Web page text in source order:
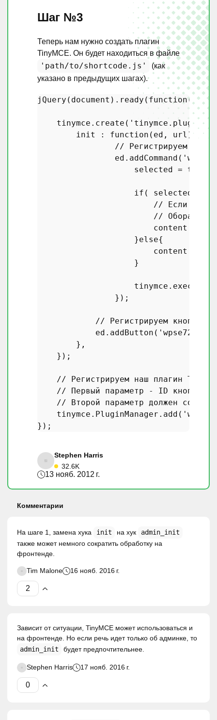
Шаг №3
Теперь нам нужно создать плагин
TinyMCE. Он будет находиться в файле
'path/to/shortcode.js'
(как
указано в предыдущих шагах).
jQuery ( document ). ready (function( $ ) {
    tinymce.
create (
        init :
function ( ed, url ) {
// Регистрируем
                ed.
addCommand (
selected =
if ( selected ){
// Если текст
//
                        content =
                    }
else{
                        content =
                    }
                    tinymce.
                });
// Регистрируем кнопки -
            ed.
addButton (
        },
    });
// Регистрируем наш плагин
// Первый параметр - ID кнопки
// Второй параметр должен
    tinymce.
PluginManager . add (
Stephen Harris
32.6K
13 нояб. 2012 г.
Комментарии
На шаге 1, замена хука init на хук
admin_init
также может немного сократить обработку на
фронтенде.
Tim Malone 16 нояб. 2016 г.
Зависит от ситуации, TinyMCE может использоваться и
на фронтенде. Но если речь идет только об админке, то
admin_init
будет предпочтительнее.
Stephen Harris 17 нояб. 2016 г.